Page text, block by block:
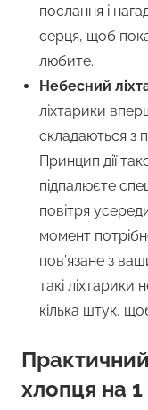
послання і
серця, щоб
любите.
Небесний
ліхтарики
складаються з
Принцип дії
підпалюєте
повітря
момент
пов’язане з
такі
кілька штук,
хлопця на